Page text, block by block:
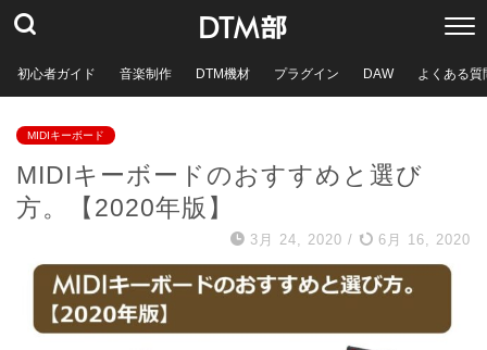
初心者ガイド 音楽制作 DTM機材 プラグイン DAW よくある質
MIDIキーボード
MIDIキーボードのおすすめと選び
方。【2020年版】
3月 24, 2020 / 6月 16, 2020